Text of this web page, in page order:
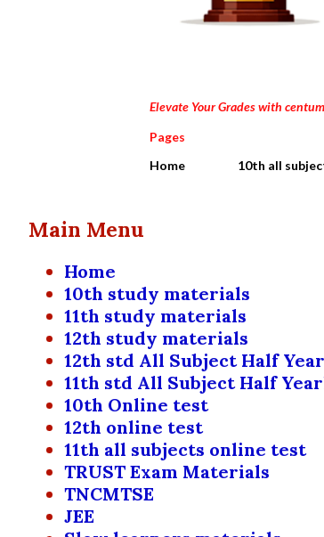
Elevate Your Grades with
Pages
Home
10th all
Main Menu
Home
10th study materials
11th study materials
12th study materials
12th std All Subject Half
11th std All Subject Half
10th Online test
12th online test
11th all subjects online test
TRUST Exam Materials
TNCMTSE
JEE